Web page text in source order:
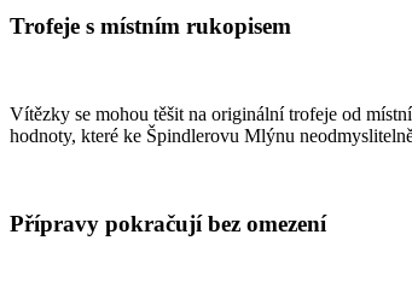
Trofeje s místním rukopisem
Vítězky se mohou těšit na originální trofeje od
hodnoty, které ke Špindlerovu Mlýnu
Přípravy pokračují bez omezení